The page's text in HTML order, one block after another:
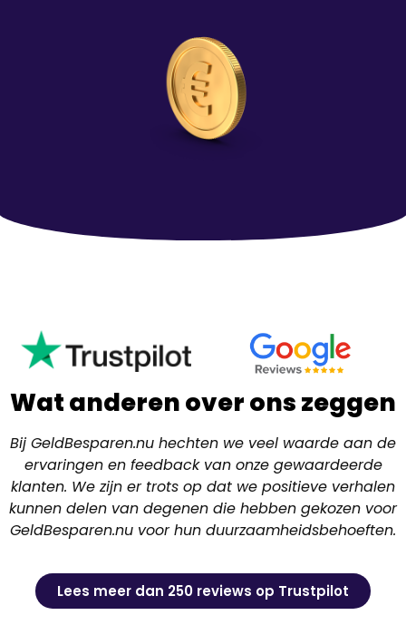
Wat anderen over ons zeggen
Bij GeldBesparen.nu hechten we veel waarde aan de
ervaringen en feedback van onze gewaardeerde
klanten. We zijn er trots op dat we positieve verhalen
kunnen delen van degenen die hebben gekozen voor
GeldBesparen.nu voor hun duurzaamheidsbehoeften.
Lees meer dan 250 reviews op Trustpilot